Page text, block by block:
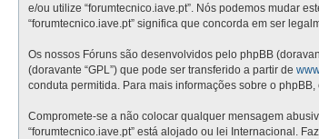
e/ou utilize “forumtecnico.iave.pt”. Nós podemos mudar
“forumtecnico.iave.pt” significa que concorda em ser
Os nossos Fóruns são desenvolvidos pelo phpBB
(doravante “GPL”) que pode ser transferido a partir de
conduta permitida. Para mais informações sobre o phpBB,
Compromete-se a não colocar qualquer mensagem
“forumtecnico.iave.pt” está alojado ou lei Internacional.